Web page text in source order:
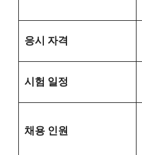
응시 자격
시험 일정
채용 인원